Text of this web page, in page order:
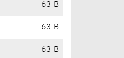
63 B
63 B
63 B